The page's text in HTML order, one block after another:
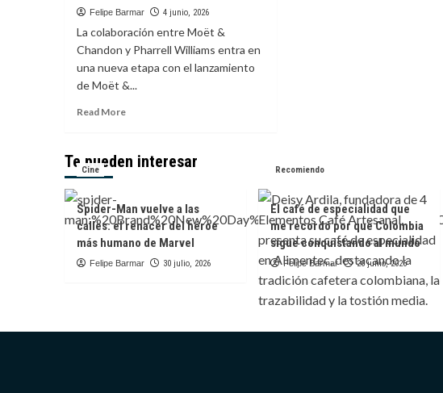
Felipe Barmar 4 junio, 2026
La colaboración entre Moët &
Chandon y Pharrell Williams entra en
una nueva etapa con el lanzamiento
de Moët &...
Read MoreRead
Moët
&
y
Pharrell
Williams:
una
celebración
Te pueden interesar
Cine
Spider-Man vuelve a las
calles: el renacer del héroe
más humano de Marvel
Felipe Barmar 30 julio, 2026
Recomiendo
El café de especialidad que
me recordó por qué Colombia
sigue conquistando al mundo
Felipe Barmar 26 junio, 2026